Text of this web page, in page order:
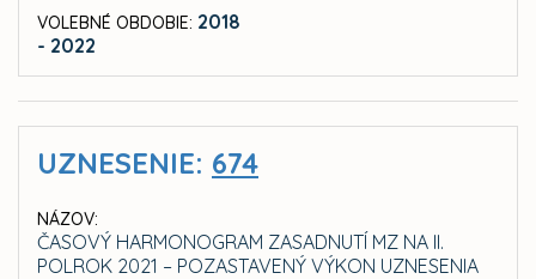
VOLEBNÉ OBDOBIE: 2018
- 2022
UZNESENIE: 674
NÁZOV:
ČASOVÝ HARMONOGRAM ZASADNUTÍ MZ NA II.
POLROK 2021 – POZASTAVENÝ VÝKON UZNESENIA